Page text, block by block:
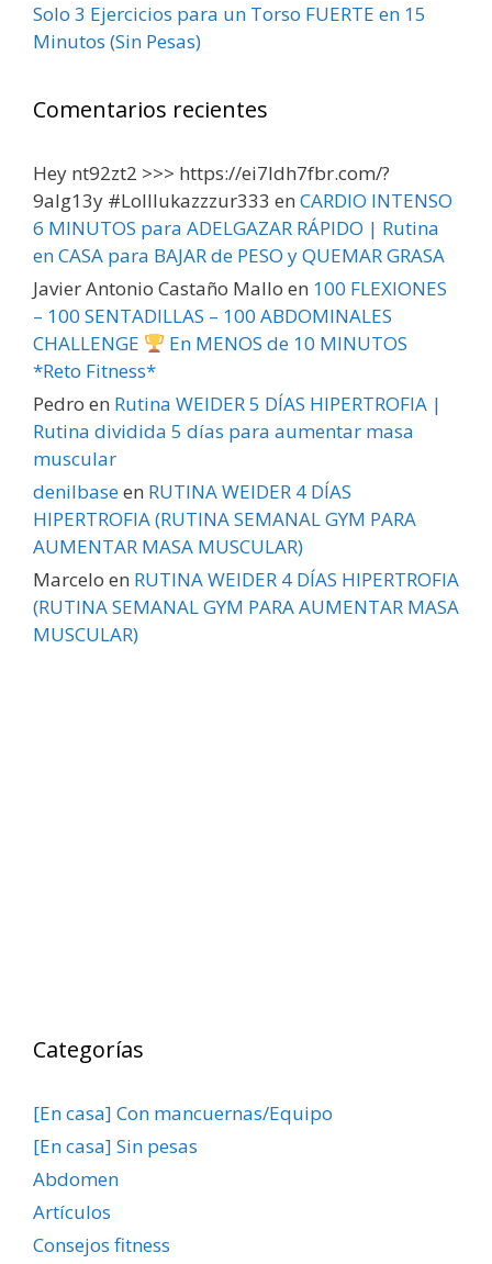
Solo 3 Ejercicios para un Torso FUERTE en 15
Minutos (Sin Pesas)
Comentarios recientes
Hey nt92zt2 >>> https://ei7ldh7fbr.com/?
9alg13y #Lolllukazzzur333 en CARDIO INTENSO
6 MINUTOS para ADELGAZAR RÁPIDO | Rutina
en CASA para BAJAR de PESO y QUEMAR GRASA
Javier Antonio Castaño Mallo en 100 FLEXIONES
– 100 SENTADILLAS – 100 ABDOMINALES
CHALLENGE
En MENOS de 10 MINUTOS
*Reto Fitness*
Pedro en Rutina WEIDER 5 DÍAS HIPERTROFIA |
Rutina dividida 5 días para aumentar masa
muscular
denilbaseen RUTINA WEIDER 4 DÍAS
HIPERTROFIA (RUTINA SEMANAL GYM PARA
AUMENTAR MASA MUSCULAR)
Marcelo en RUTINA WEIDER 4 DÍAS HIPERTROFIA
(RUTINA SEMANAL GYM PARA AUMENTAR MASA
MUSCULAR)
Categorías
[En casa] Con mancuernas/Equipo
[En casa] Sin pesas
Abdomen
Artículos
Consejos fitness